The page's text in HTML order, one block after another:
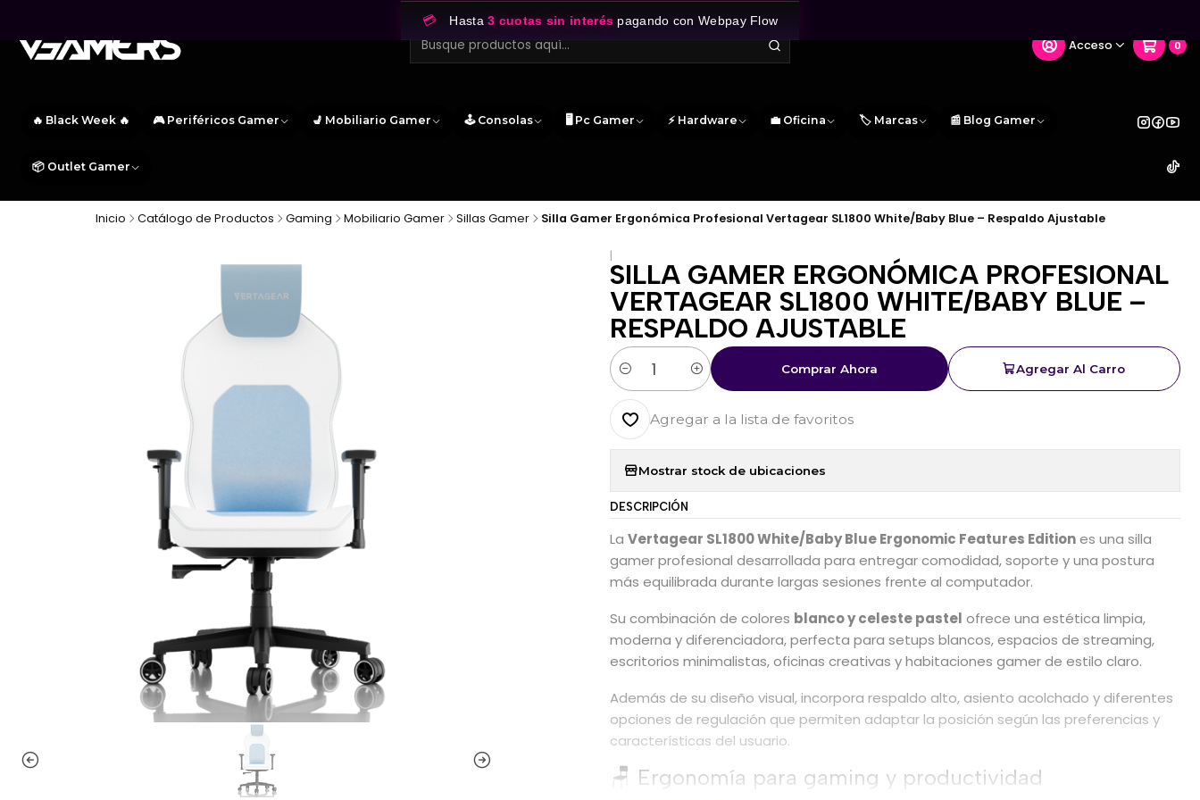
Acceso 0
🔥 Black Week 🔥 🎮 Periféricos Gamer 💺 Mobiliario Gamer 🕹️ Consolas 🖥️ Pc Gamer ⚡ Hardware 💼 Oficina 🏷️ Marcas 📰 Blog Gamer
📦 Outlet Gamer
💳 Hasta3 cuotas sin interés pagando con Webpay Flow
Inicio Catálogo de Productos Gaming Mobiliario Gamer Sillas Gamer Silla Gamer Ergonómica Profesional Vertagear SL1800 White/Baby Blue – Respaldo Ajustable
|
SILLA GAMER ERGONÓMICA PROFESIONAL
VERTAGEAR SL1800 WHITE/BABY BLUE –
RESPALDO AJUSTABLE
Cantidad
Agregar Al Carro
Comprar Ahora
Agregar a la lista de favoritos
Mostrar stock de ubicaciones
DESCRIPCIÓN
LaVertagear SL1800 White/Baby Blue Ergonomic Features Editiones una silla
gamer profesional desarrollada para entregar comodidad, soporte y una postura
más equilibrada durante largas sesiones frente al computador.
Su combinación de colores blanco y celeste pastel ofrece una estética limpia,
moderna y diferenciadora, perfecta para setups blancos, espacios de streaming,
escritorios minimalistas, oficinas creativas y habitaciones gamer de estilo claro.
Además de su diseño visual, incorpora respaldo alto, asiento acolchado y diferentes
opciones de regulación que permiten adaptar la posición según las preferencias y
características del usuario.
🪑 Ergonomía para gaming y productividad